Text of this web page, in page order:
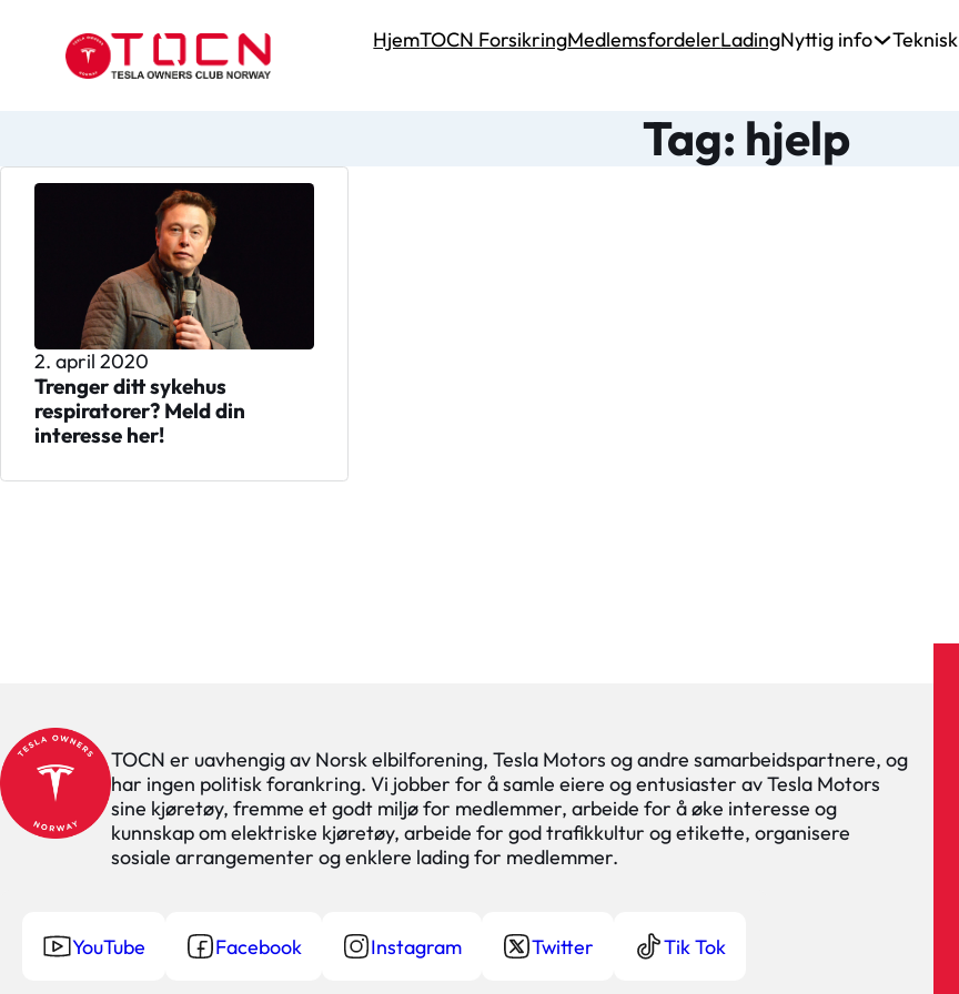
HjemTOCN ForsikringMedlemsfordelerLadingNyttig info Teknisk
Tag: hjelp
2. april 2020
Trenger ditt sykehus
respiratorer? Meld din
interesse her!
TOCN er uavhengig av Norsk elbilforening, Tesla Motors og andre samarbeidspartnere, og
har ingen politisk forankring. Vi jobber for å samle eiere og entusiaster av Tesla Motors
sine kjøretøy, fremme et godt miljø for medlemmer, arbeide for å øke interesse og
kunnskap om elektriske kjøretøy, arbeide for god trafikkultur og etikette, organisere
sosiale arrangementer og enklere lading for medlemmer.
YouTube Facebook Instagram Twitter Tik Tok